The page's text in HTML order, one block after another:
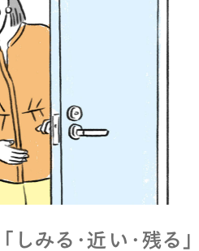
みる・近い・残る」